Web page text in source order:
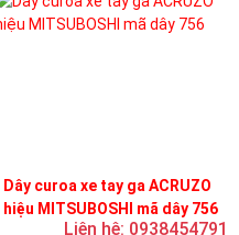
Dây curoa xe tay ga ACRUZO
hiệu MITSUBOSHI mã dây 756
Liên hệ: 0938454791